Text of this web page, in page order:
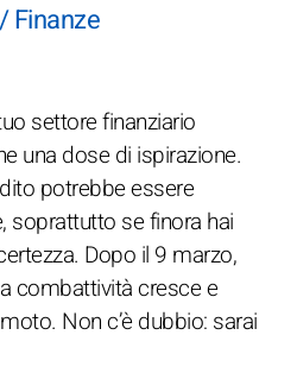
Finanze
settore finanziario
una dose di ispirazione.
potrebbe essere
soprattutto se finora hai
Dopo il 9 marzo,
combattività cresce e
Non c’è dubbio: sarai